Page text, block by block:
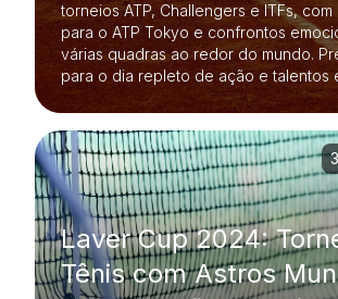
torneios ATP, Challengers e ITFs,
para o ATP Tokyo e confrontos
várias quadras ao redor do mundo.
para o dia repleto de ação e talentos
Laver Cup 2024:
Tênis com Astros